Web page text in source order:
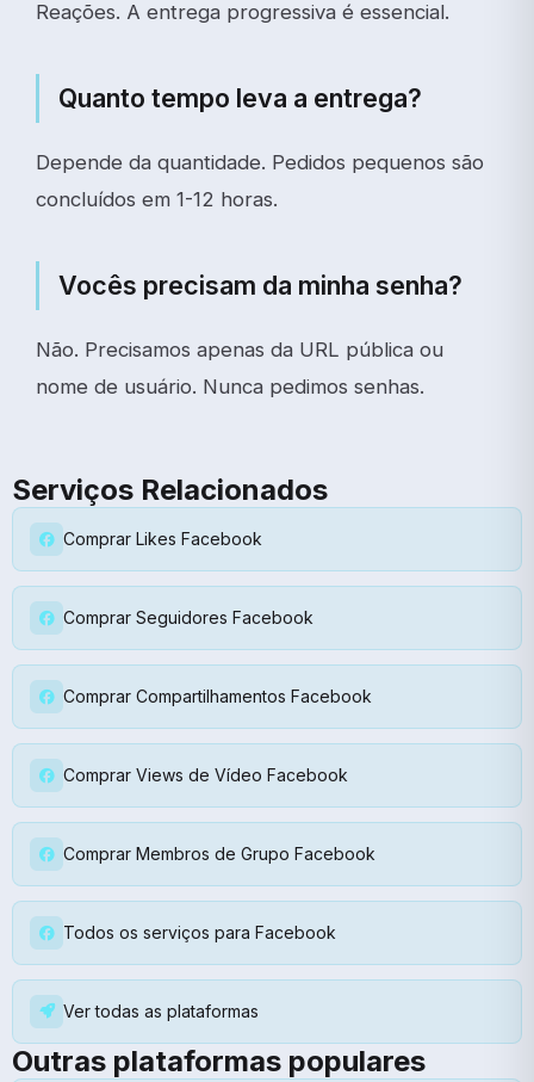
Reações. A entrega progressiva é essencial.
Quanto tempo leva a entrega?
Depende da quantidade. Pedidos pequenos são
concluídos em 1-12 horas.
Vocês precisam da minha senha?
Não. Precisamos apenas da URL pública ou
nome de usuário. Nunca pedimos senhas.
Serviços Relacionados
Comprar Likes Facebook
Comprar Seguidores Facebook
Comprar Compartilhamentos Facebook
Comprar Views de Vídeo Facebook
Comprar Membros de Grupo Facebook
Todos os serviços para Facebook
Ver todas as plataformas
Outras plataformas populares